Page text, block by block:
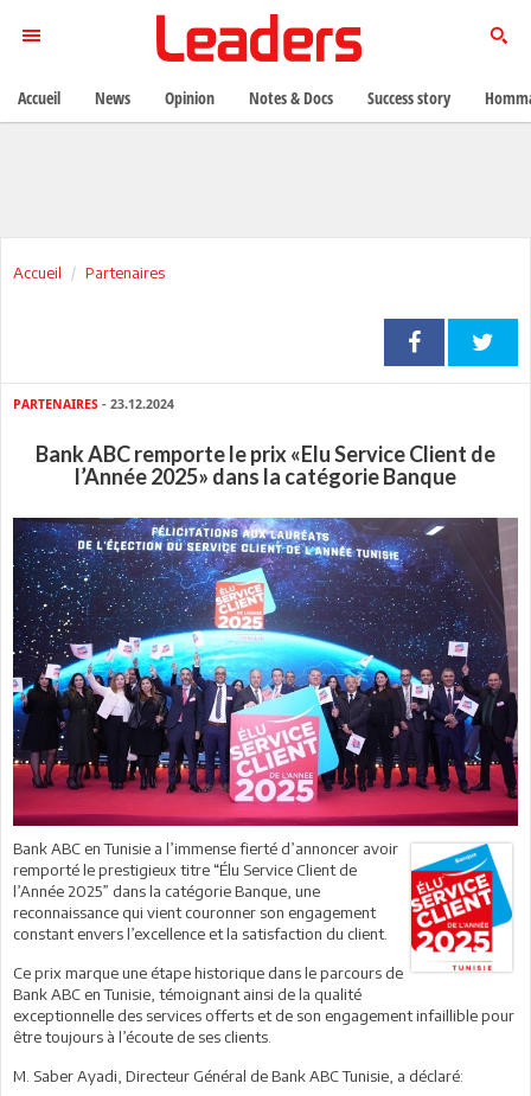
Accueil Partenaires
PARTENAIRES - 23.12.2024
Bank ABC remporte le prix «Elu Service Client de
l’Année 2025» dans la catégorie Banque
Bank ABC en Tunisie a l’immense fierté d’annoncer avoir
remporté le prestigieux titre “Élu Service Client de
l’Année 2025” dans la catégorie Banque, une
reconnaissance qui vient couronner son engagement
constant envers l’excellence et la satisfaction du client.
Ce prix marque une étape historique dans le parcours de
Bank ABC en Tunisie, témoignant ainsi de la qualité
exceptionnelle des services offerts et de son engagement infaillible pour
être toujours à l’écoute de ses clients.
M. Saber Ayadi, Directeur Général de Bank ABC Tunisie, a déclaré:
Accueil News Opinion Notes & Docs Success story